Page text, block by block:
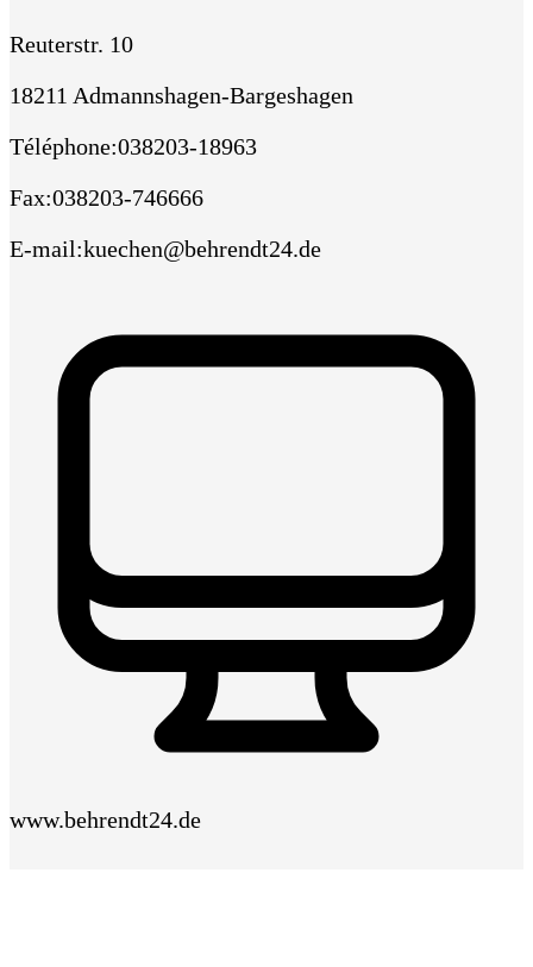
Reuterstr. 10
18211 Admannshagen-Bargeshagen
Téléphone:038203-18963
Fax:038203-746666
E-mail:kuechen@behrendt24.de
www.behrendt24.de